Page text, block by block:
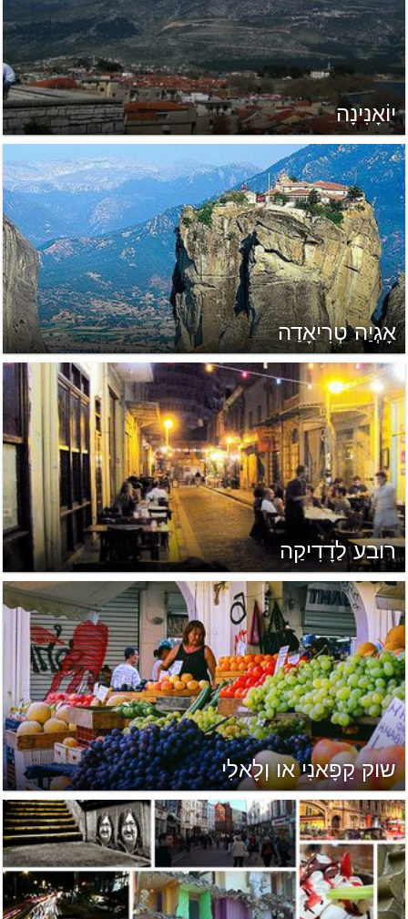
יוֹאָנִינָה
אָגְיַה טְרִיאָדַה
רובע לַדָדִיקַה
שוק קַפָּאנִי או וְלָאלִי